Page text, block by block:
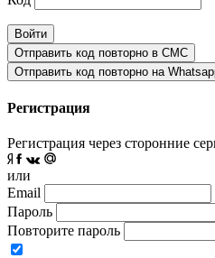
Войти
Отправить код повторно в СМС
Отправить код повторно на
Регистрация
Регистрация через сторонние
или
Email
Пароль
Повторите пароль